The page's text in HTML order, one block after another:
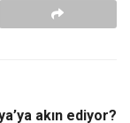
akın ediyor?